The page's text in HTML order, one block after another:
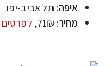
איפה: תל אביב-יפו
מחיר: 71₪, לפרטים